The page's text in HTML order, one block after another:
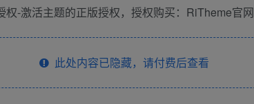
-激活主题的正版授权，授权购买：RiTheme官网
此处内容已隐藏，请付费后查看